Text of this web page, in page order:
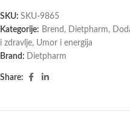
SKU: SKU-9865
Kategorije: Brend , Dietpharm,
i zdravlje, Umor i energija
Brand: Dietpharm
Share: